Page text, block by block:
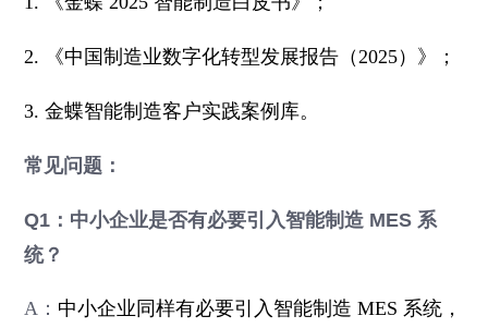
2. 《中国制造业数字化转型发展报告（2025）》；
3. 金蝶智能制造客户实践案例库。
常见问题：
Q1：中小企业是否有必要引入智能制造 MES 系
统？
A： 中小企业同样有必要引入智能制造 MES 系统，